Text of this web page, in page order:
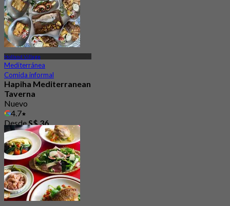
Holland Village
Mediterránea
Comida informal
Hapiha Mediterranean
Taverna
Nuevo
4.7
DesdeS$ 36